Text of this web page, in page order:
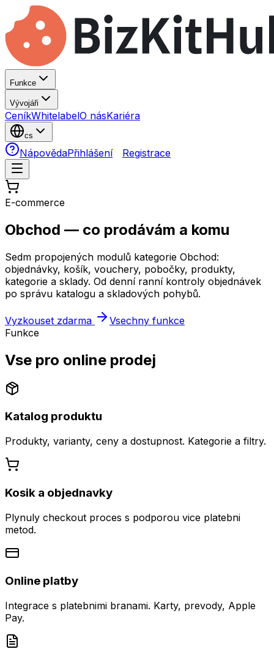
Funkce
Vývojáři
CeníkWhitelabelO násKariéra
cs
NápovědaPřihlášení Registrace
E-commerce
Obchod — co prodávám a komu
Sedm propojených modulů kategorie Obchod:
objednávky, košík, vouchery, pobočky, produkty,
kategorie a sklady. Od denní ranní kontroly objednávek
po správu katalogu a skladových pohybů.
Vyzkouset zdarma
Vsechny funkce
Funkce
Vse pro online prodej
Katalog produktu
Produkty, varianty, ceny a dostupnost. Kategorie a filtry.
Kosik a objednavky
Plynuly checkout proces s podporou vice platebni
metod.
Online platby
Integrace s platebnimi branami. Karty, prevody, Apple
Pay.